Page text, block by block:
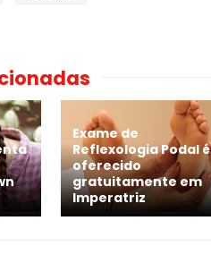
Exame de
Reflexologia Podal é
oferecido
gratuitamente em
Imperatriz